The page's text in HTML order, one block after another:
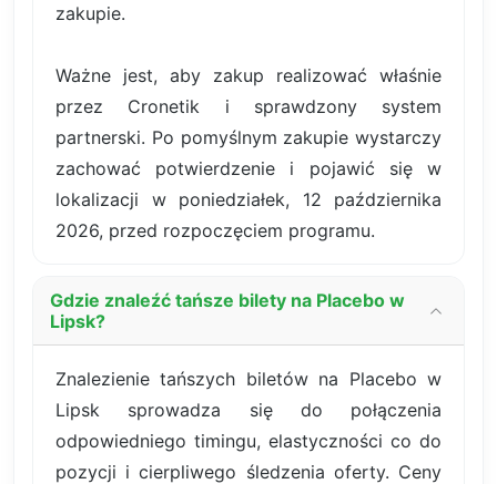
zakupie.
Ważne jest, aby zakup realizować właśnie
przez Cronetik i sprawdzony system
partnerski. Po pomyślnym zakupie wystarczy
zachować potwierdzenie i pojawić się w
lokalizacji w poniedziałek, 12 października
2026, przed rozpoczęciem programu.
Gdzie znaleźć tańsze bilety na Placebo w
Lipsk?
Znalezienie tańszych biletów na Placebo w
Lipsk sprowadza się do połączenia
odpowiedniego timingu, elastyczności co do
pozycji i cierpliwego śledzenia oferty. Ceny